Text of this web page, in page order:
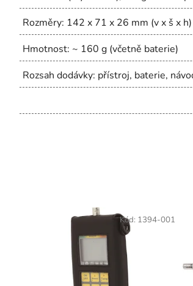
Rozměry: 142 x 71 x 26 mm (v x š x h)
Hmotnost: ~ 160 g (včetně baterie)
Rozsah dodávky: přístroj, baterie,
Kód: 1394-001